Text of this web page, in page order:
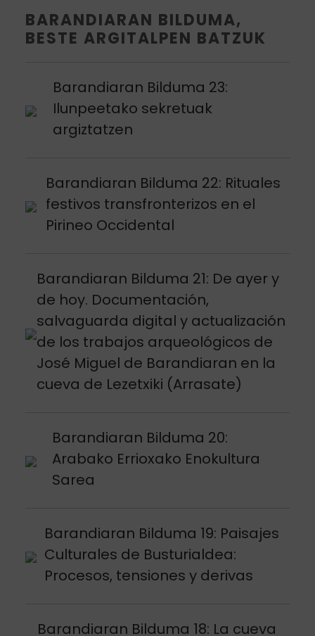
BARANDIARAN BILDUMA,
BESTE ARGITALPEN BATZUK
Barandiaran Bilduma 23:
Ilunpeetako sekretuak
argiztatzen
Argitalpena ikusi
Barandiaran Bilduma 22: Rituales
festivos transfronterizos en el
Pirineo Occidental
Argitalpena ikusi
Barandiaran Bilduma 21: De ayer y
de hoy. Documentación,
salvaguarda digital y actualización
de los trabajos arqueológicos de
José Miguel de Barandiaran en la
cueva de Lezetxiki (Arrasate)
Argitalpena ikusi
Barandiaran Bilduma 20:
Arabako Errioxako Enokultura
Sarea
Argitalpena ikusi
Barandiaran Bilduma 19: Paisajes
Culturales de Busturialdea:
Procesos, tensiones y derivas
Argitalpena ikusi
Barandiaran Bilduma 18: La cueva
Argitalpena ikusi